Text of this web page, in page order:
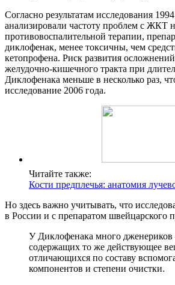
Согласно результатам исследования
анализировали частоту проблем с ЖКТ
противовоспалительной терапии,
диклофенак, менее токсичны, чем
кетопрофена. Риск развития
желудочно-кишечного тракта при
Диклофенака меньше в несколько раз,
исследование 2006 года.
Читайте также:
Кости предплечья: анатомия
Но здесь важно учитывать, что
в России и с препаратом швейцарского
У Диклофенака много дженериков
содержащих то же действующее
отличающихся по составу
компонентов и степени очистки.